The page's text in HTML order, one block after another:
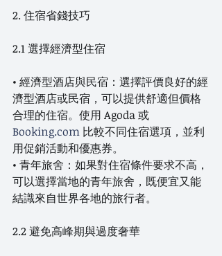
2. 住宿省錢技巧
2.1 選擇經濟型住宿
• 經濟型酒店與民宿：選擇評價良好的經
濟型酒店或民宿，可以提供舒適但價格
合理的住宿。使用 Agoda 或
Booking.com 比較不同住宿選項，並利
用促銷活動和優惠券。
• 青年旅舍：如果對住宿條件要求不高，
可以選擇當地的青年旅舍，既便宜又能
結識來自世界各地的旅行者。
2.2 避免高峰期與過度奢華